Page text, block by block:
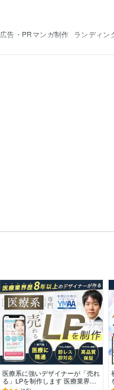
広告・PRマンガ制作 ランディン
医療系に強いデザイナーが「売れ
る」LPを制作します 医療業界歴8